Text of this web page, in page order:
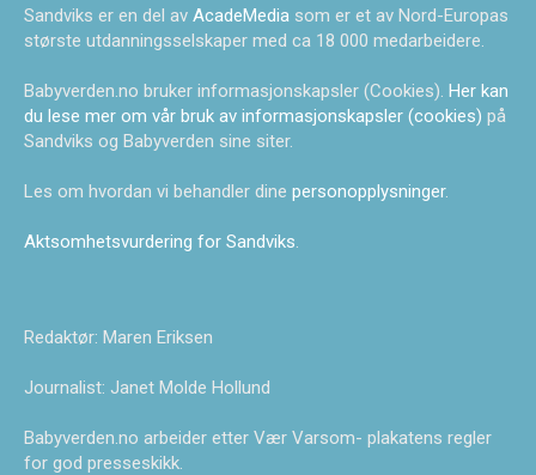
Sandviks er en del av AcadeMedia som er et av Nord-Europas
største utdanningsselskaper med ca 18 000 medarbeidere.
Babyverden.no bruker informasjonskapsler (Cookies). Her kan
du lese mer om vår bruk av informasjonskapsler (cookies) på
Sandviks og Babyverden sine siter.
Les om hvordan vi behandler dine personopplysninger.
Aktsomhetsvurdering for Sandviks.
Redaktør: Maren Eriksen
Journalist: Janet Molde Hollund
Babyverden.no arbeider etter Vær Varsom- plakatens regler
for god presseskikk.